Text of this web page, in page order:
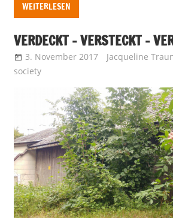
WEITERLESEN
VERDECKT – VERSTECKT –
3. November 2017 Jacqueline
society